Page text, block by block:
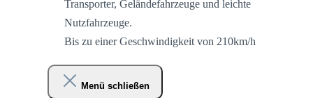
Transporter, Geländefahrzeuge und leichte
Nutzfahrzeuge.
Bis zu einer Geschwindigkeit von 210km/h
Menü schließen